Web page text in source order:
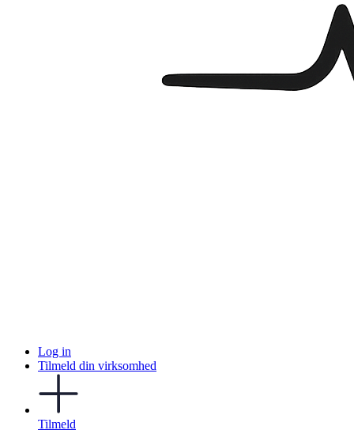
Log in
Tilmeld din virksomhed
Tilmeld